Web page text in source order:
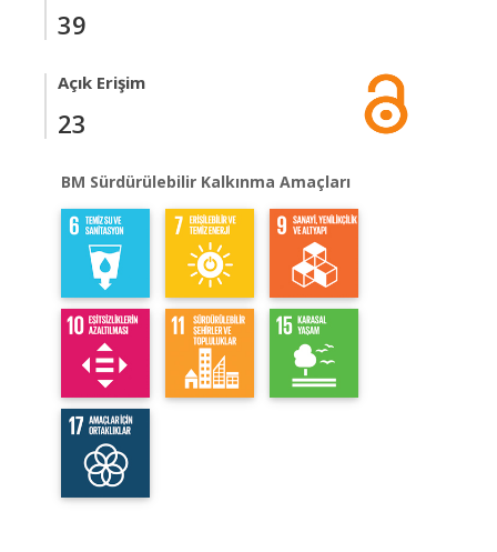
39
Açık Erişim
23
BM Sürdürülebilir Kalkınma Amaçları